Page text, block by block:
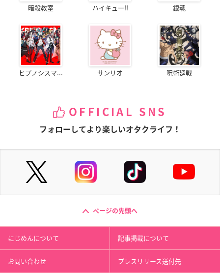
暗殺教室 ハイキュー!! 銀魂
ヒプノシスマ... サンリオ 呪術廻戦
OFFICIAL SNS
フォローしてより楽しいオタクライフ！
ページの先頭へ
にじめんについて 記事掲載について
お問い合わせ プレスリリース送付先